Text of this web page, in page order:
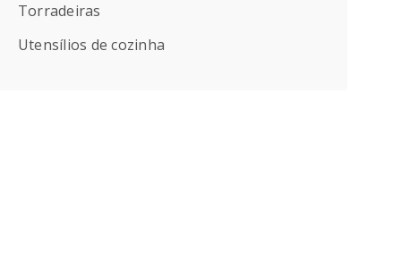
Torradeiras
Utensílios de cozinha